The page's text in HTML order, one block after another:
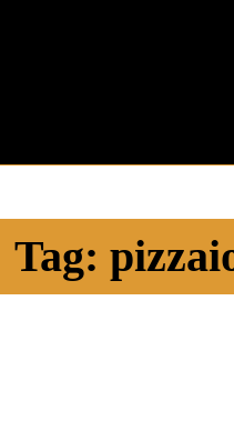
Tag: